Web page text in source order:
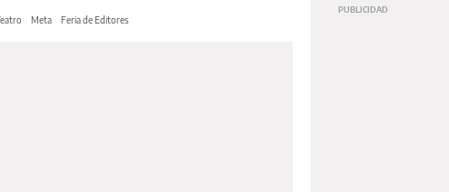
Meta Feria de Editores